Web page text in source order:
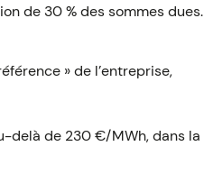
de 30 % des sommes dues.
» de l’entreprise,
delà de 230 €/MWh, dans la